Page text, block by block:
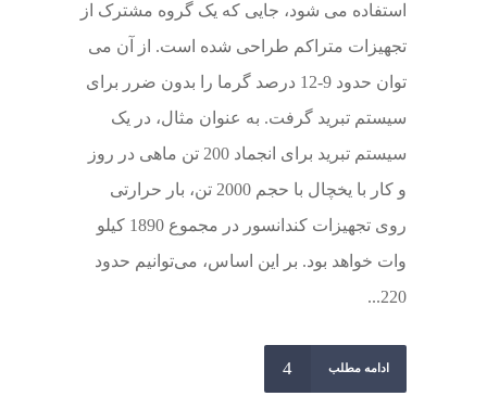
استفاده می شود، جایی که یک گروه مشترک از
تجهیزات متراکم طراحی شده است. از آن می
توان حدود 9-12 درصد گرما را بدون ضرر برای
سیستم تبرید گرفت. به عنوان مثال، در یک
سیستم تبرید برای انجماد 200 تن ماهی در روز
و کار با یخچال با حجم 2000 تن، بار حرارتی
روی تجهیزات کندانسور در مجموع 1890 کیلو
وات خواهد بود. بر این اساس، می‌توانیم حدود
220...
ادامه مطلب